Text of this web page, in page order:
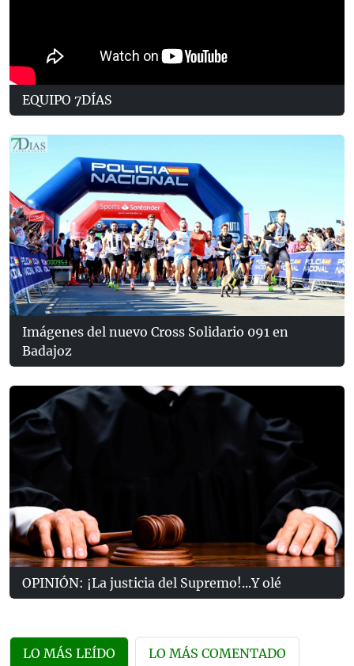
EQUIPO 7DÍAS
Imágenes del nuevo Cross Solidario 091 en
Badajoz
OPINIÓN: ¡La justicia del Supremo!...Y olé
LO MÁS LEÍDO LO MÁS COMENTADO